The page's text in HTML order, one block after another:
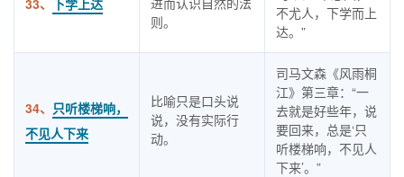
33、 下学上达
则。
不尤人，下学而上
达。”
34、 只听楼梯响，
不见人下来
比喻只是口头说
说，没有实际行
动。
司马文森《风雨桐
江》第三章：“一
去就是好些年，说
要回来，总是‘只
听楼梯响，不见人
下来’。”